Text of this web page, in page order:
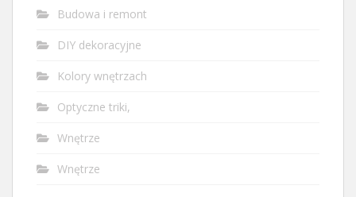
Budowa i remont
DIY dekoracyjne
Kolory wnętrzach
Optyczne triki,
Wnętrze
Wnętrze